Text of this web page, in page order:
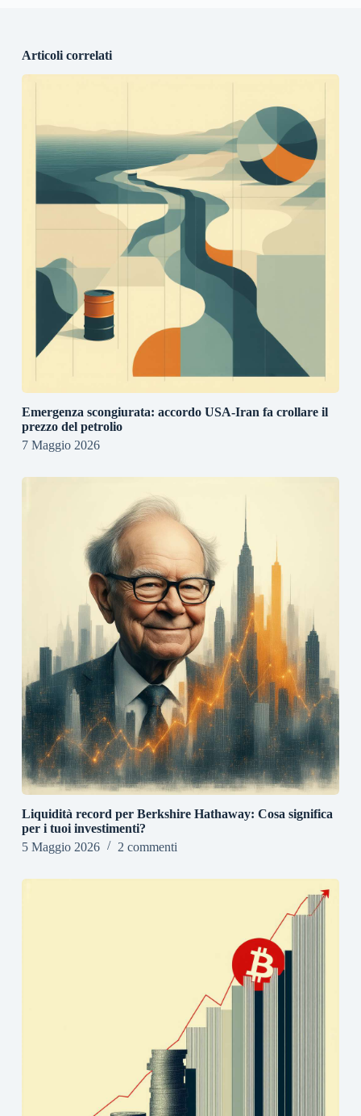
Articoli correlati
Emergenza scongiurata: accordo USA-Iran fa crollare il
prezzo del petrolio
7 Maggio 2026
Liquidità record per Berkshire Hathaway: Cosa significa
per i tuoi investimenti?
5 Maggio 2026
2 commenti